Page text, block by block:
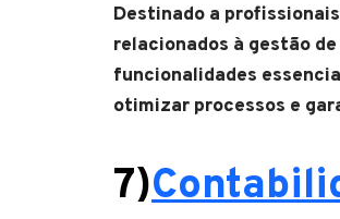
Destinado a
relacionados à gestão
funcionalidades
otimizar processos e
7)